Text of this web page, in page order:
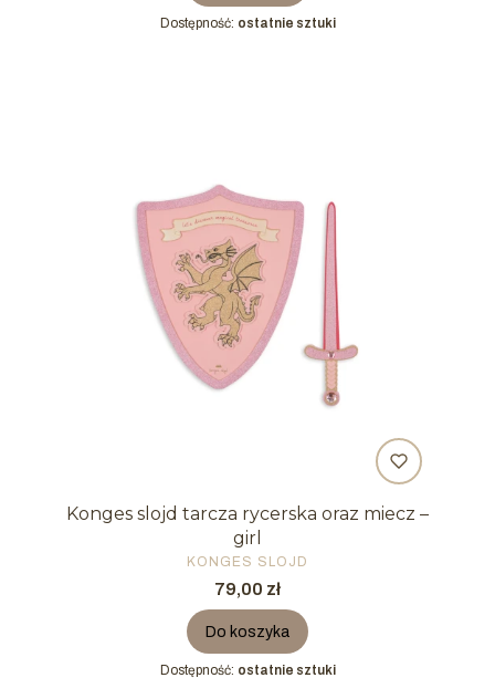
Dostępność: ostatnie sztuki
Konges slojd tarcza rycerska oraz miecz –
girl
PRODUCENT
KONGES SLOJD
Cena
79,00 zł
Do koszyka
Dostępność: ostatnie sztuki